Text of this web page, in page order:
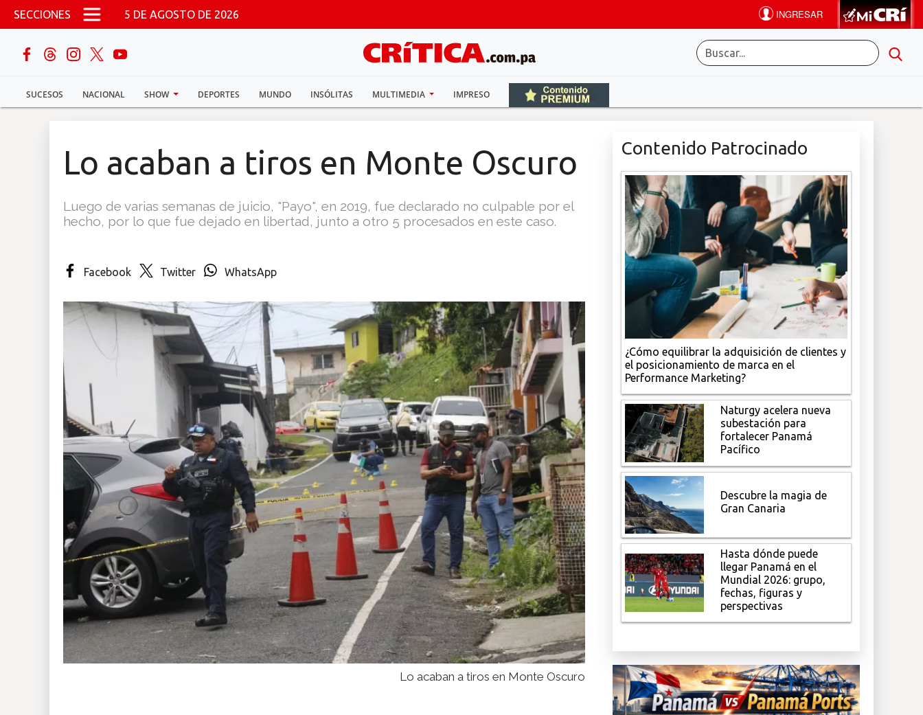
Pasar al contenido principal
SECCIONES 5 DE AGOSTO DE 2026
SUCESOS NACIONAL SHOW DEPORTES MUNDO INSÓLITAS MULTIMEDIA IMPRESO
buscar
Sucesos
Multimedia
Lo acaban a tiros en Monte Oscuro
Luego de varias semanas de juicio, "Payo", en 2019, fue declarado no culpable por el
hecho, por lo que fue dejado en libertad, junto a otro 5 procesados en este caso.
Facebook Twitter WhatsApp
Lo acaban a tiros en Monte Oscuro
Contenido Patrocinado
¿Cómo equilibrar la adquisición de clientes y
el posicionamiento de marca en el
Performance Marketing?
Naturgy acelera nueva
subestación para
fortalecer Panamá
Pacífico
Descubre la magia de
Gran Canaria
Hasta dónde puede
llegar Panamá en el
Mundial 2026: grupo,
fechas, figuras y
perspectivas